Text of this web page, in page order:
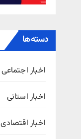
دسته‌ها
اخبار اجتماعی
اخبار استانی
اخبار اقتصادی